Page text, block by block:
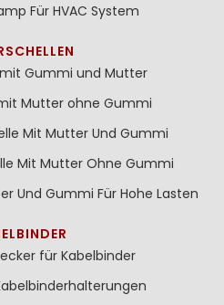
Für HVAC System
mit Gummi und Mutter
Mutter ohne Gummi
Mit Mutter Und Gummi
Mit Mutter Ohne Gummi
Und Gummi Für Hohe Lasten
für Kabelbinder